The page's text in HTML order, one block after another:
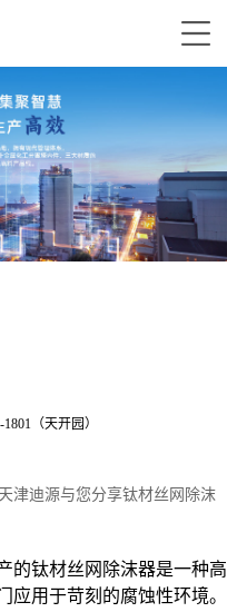
（天开园）
天津迪源与您分享钛材丝网除沫
的钛材丝网除沫器是一种高
应用于苛刻的腐蚀性环境。